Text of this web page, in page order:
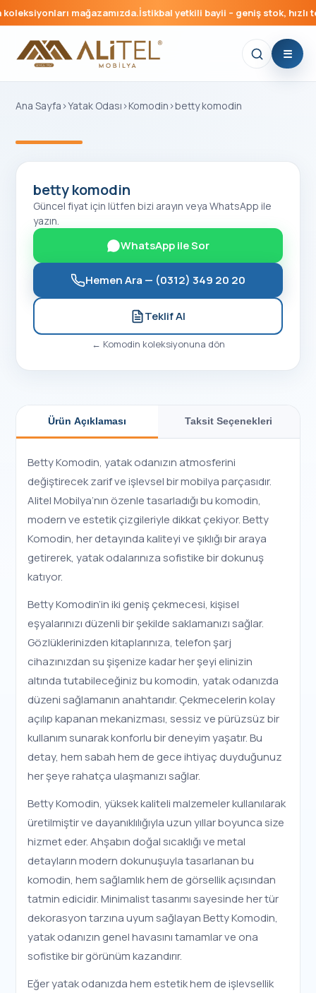
mağazamızda.İstikbal yetkili bayii – geniş stok, hızlı
Ana Sayfa ›Yatak Odası ›Komodin ›betty komodin
betty komodin
Güncel fiyat için lütfen bizi arayın veya WhatsApp ile
yazın.
WhatsApp ile Sor
Hemen Ara — (0312) 349 20 20
Teklif Al
← Komodin koleksiyonuna dön
Ürün Açıklaması Taksit Seçenekleri
Betty Komodin, yatak odanızın atmosferini
değiştirecek zarif ve işlevsel bir mobilya parçasıdır.
Alitel Mobilya’nın özenle tasarladığı bu komodin,
modern ve estetik çizgileriyle dikkat çekiyor. Betty
Komodin, her detayında kaliteyi ve şıklığı bir araya
getirerek, yatak odalarınıza sofistike bir dokunuş
katıyor.
Betty Komodin’in iki geniş çekmecesi, kişisel
eşyalarınızı düzenli bir şekilde saklamanızı sağlar.
Gözlüklerinizden kitaplarınıza, telefon şarj
cihazınızdan su şişenize kadar her şeyi elinizin
altında tutabileceğiniz bu komodin, yatak odanızda
düzeni sağlamanın anahtarıdır. Çekmecelerin kolay
açılıp kapanan mekanizması, sessiz ve pürüzsüz bir
kullanım sunarak konforlu bir deneyim yaşatır. Bu
detay, hem sabah hem de gece ihtiyaç duyduğunuz
her şeye rahatça ulaşmanızı sağlar.
Betty Komodin, yüksek kaliteli malzemeler kullanılarak
üretilmiştir ve dayanıklılığıyla uzun yıllar boyunca size
hizmet eder. Ahşabın doğal sıcaklığı ve metal
detayların modern dokunuşuyla tasarlanan bu
komodin, hem sağlamlık hem de görsellik açısından
tatmin edicidir. Minimalist tasarımı sayesinde her tür
dekorasyon tarzına uyum sağlayan Betty Komodin,
yatak odanızın genel havasını tamamlar ve ona
sofistike bir görünüm kazandırır.
Eğer yatak odanızda hem estetik hem de işlevsellik